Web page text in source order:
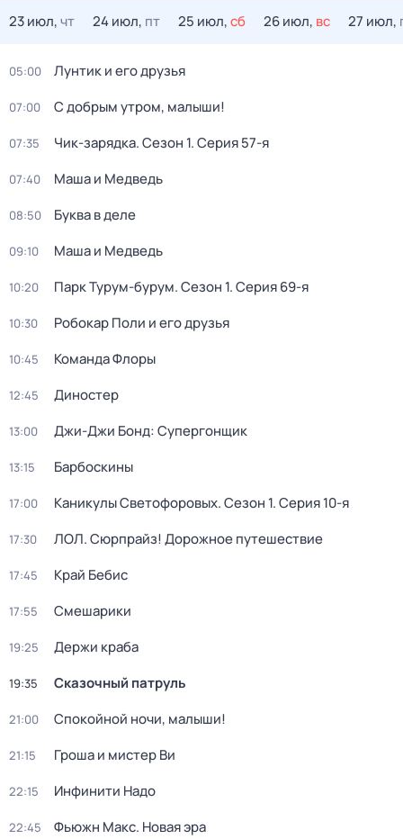
23 июл,чт 24 июл, пт 25 июл,сб 26 июл, вс 27 июл,
05:00 Лунтик и его друзья
07:00 С добрым утром, малыши!
07:35 Чик-зарядка. Сезон 1. Серия 57-я
07:40 Маша и Медведь
08:50 Буква в деле
09:10 Маша и Медведь
10:20 Парк Турум-бурум. Сезон 1. Серия 69-я
10:30 Робокар Поли и его друзья
10:45 Команда Флоры
12:45 Диностер
13:00 Джи-Джи Бонд: Супергонщик
13:15 Барбоскины
17:00 Каникулы Светофоровых. Сезон 1. Серия 10-я
17:30 ЛОЛ. Сюрпрайз! Дорожное путешествие
17:45 Край Бебис
17:55 Смешарики
19:25 Держи краба
19:35 Сказочный патруль
21:00 Спокойной ночи, малыши!
21:15 Гроша и мистер Ви
22:15 Инфинити Надо
22:45 Фьюжн Макс. Новая эра